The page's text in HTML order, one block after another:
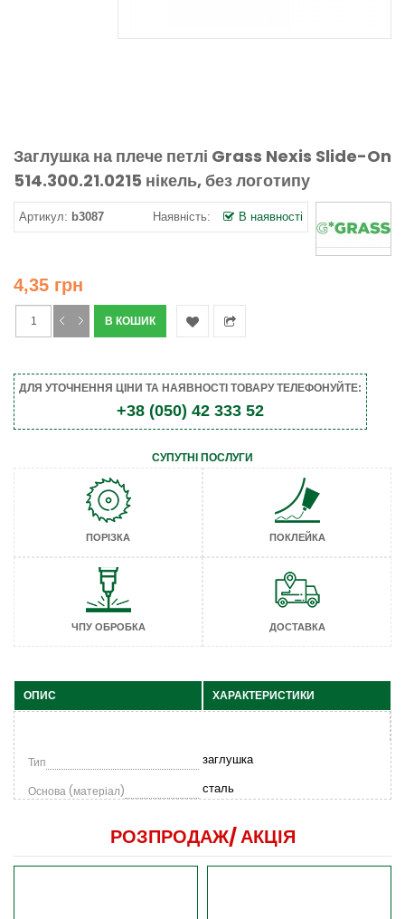
Заглушка на плече петлі Grass Nexis Slide-On
514.300.21.0215 нікель, без логотипу
Артикул: b3087 Наявність: В наявності
4,35 грн
ДЛЯ УТОЧНЕННЯ ЦІНИ ТА НАЯВНОСТІ ТОВАРУ ТЕЛЕФОНУЙТЕ:
+38 (050) 42 333 52
СУПУТНІ ПОСЛУГИ
ПОРІЗКА ПОКЛЕЙКА
ЧПУ ОБРОБКА ДОСТАВКА
ОПИС ХАРАКТЕРИСТИКИ
Тип заглушка
Основа (матеріал) сталь
РОЗПРОДАЖ/АКЦІЯ